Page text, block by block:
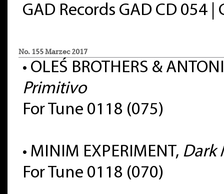
GAD Records GAD CD 054 |
No. 155 Marzec 2017
• OLEŚ BROTHERS &
Primitivo
For Tune 0118 (075)
• MINIM EXPERIMENT, Dark
For Tune 0118 (070)